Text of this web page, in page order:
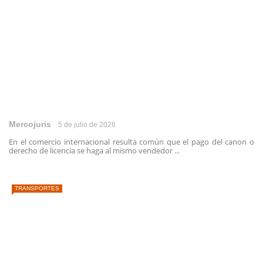
Mercojuris 5 de julio de 2026
En el comercio internacional resulta común que el pago del canon o
derecho de licencia se haga al mismo vendedor ...
TRANSPORTES